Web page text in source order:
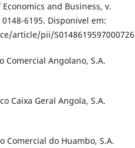
and Business, v.
6195. Disponivel em:
article/pii/
Comercial Angolano, S.A.
Caixa Geral Angola, S.A.
Comercial do Huambo, S.A.